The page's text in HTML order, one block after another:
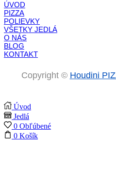
ÚVOD
PIZZA
POLIEVKY
VŠETKY JEDLÁ
O NÁS
BLOG
KONTAKT
Copyright © Houdini
Úvod
Jedlá
0 Obľúbené
0 Košík